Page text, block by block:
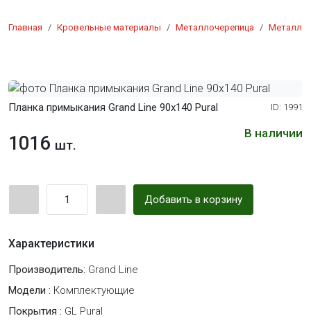
Главная Кровельные материалы Металлочерепица
Планка примыкания Grand Line 90х140 Pural ID: 1991
В наличии
1016 шт.
Добавить в корзину
Характеристики
Производитель: Grand Line
Модели : Комплектующие
Покрытия : GL ​Pural